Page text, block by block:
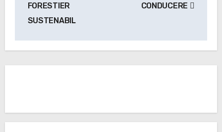
FORESTIER
SUSTENABIL
CONDUCERE